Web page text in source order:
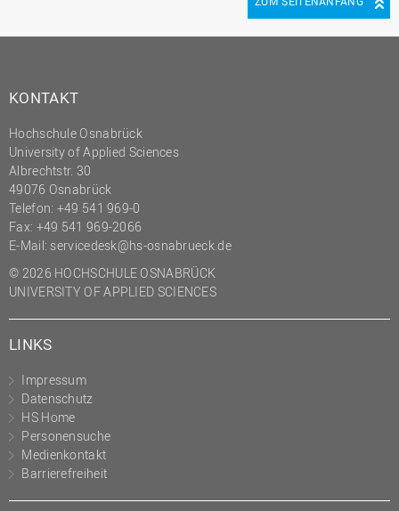
(PMO)
Prozessmanagement
Recht
Science to Business GmbH
Studierendensekretariat
Studium und Lehre
Innovationsmanagement
KONTAKT
Hochschule Osnabrück
University of Applied Sciences
Albrechtstr. 30
49076 Osnabrück
Telefon: +49 541 969-0
Fax: +49 541 969-2066
E-Mail: servicedesk@hs-osnabrueck.de
© 2026 HOCHSCHULE OSNABRÜCK
UNIVERSITY OF APPLIED SCIENCES
LINKS
Impressum
Datenschutz
HS Home
Personensuche
Medienkontakt
Barrierefreiheit